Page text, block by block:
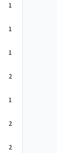
1
1
1
2
1
2
2